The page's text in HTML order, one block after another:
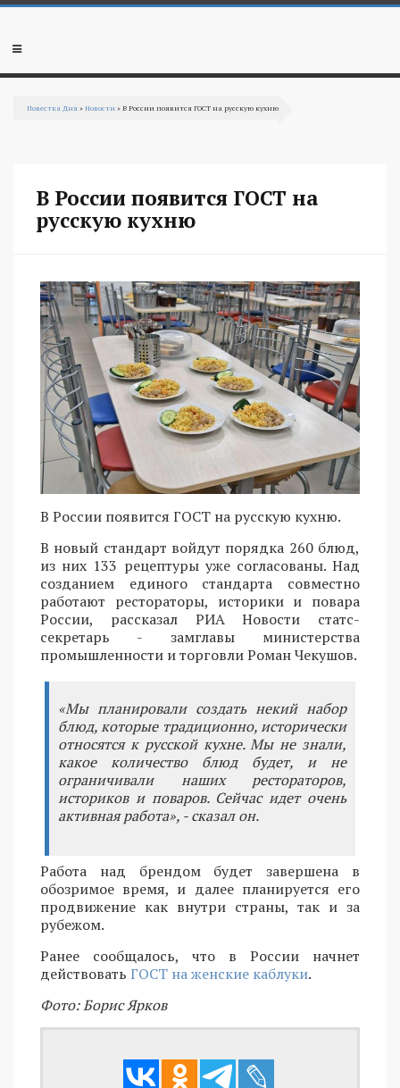
Перейти к основному содержанию
Мобильное
Повестка Дня »Новости » В России появится ГОСТ на русскую кухню
В России появится ГОСТ на
русскую кухню
В России появится ГОСТ на русскую кухню.
В новый стандарт войдут порядка 260 блюд,
из них 133 рецептуры уже согласованы. Над
созданием единого стандарта совместно
работают рестораторы, историки и повара
России, рассказал РИА Новости статс-
секретарь - замглавы министерства
промышленности и торговли Роман Чекушов.
«Мы планировали создать некий набор
блюд, которые традиционно, исторически
относятся к русской кухне. Мы не знали,
какое количество блюд будет, и не
ограничивали наших рестораторов,
историков и поваров. Сейчас идет очень
активная работа», - сказал он.
Работа над брендом будет завершена в
обозримое время, и далее планируется его
продвижение как внутри страны, так и за
рубежом.
Ранее сообщалось, что в России начнет
действовать ГОСТ на женские каблуки.
Фото: Борис Ярков